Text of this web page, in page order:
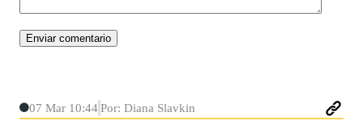
07 Mar 10:44Por: Diana Slavkin